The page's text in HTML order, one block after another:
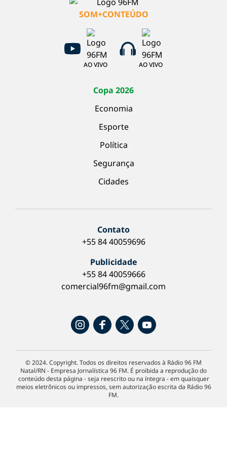
SOM+CONTEÚDO
AO VIVO AO VIVO
Copa 2026
Economia
Esporte
Política
Segurança
Cidades
Contato
+55 84 40059696
Publicidade
+55 84 40059666
comercial96fm@gmail.com
© 2024. Copyright. Todos os direitos reservados à Rádio 96 FM
Natal/RN - Empresa Jornalística 96 FM. É proibida a reprodução do
conteúdo desta página - seja reescrito ou na íntegra - em quaisquer
meios eletrônicos ou impressos, sem autorização escrita da Rádio 96
FM.